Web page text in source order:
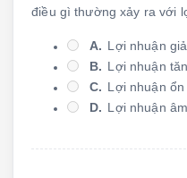
điều gì thường xảy ra với
A. Lợi nhuận
B. Lợi nhuận
C. Lợi nhuận ổn
D. Lợi nhuận âm.